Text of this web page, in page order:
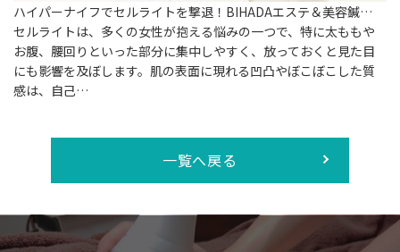
ハイパーナイフでセルライトを撃退！BIHADAエステ＆美容鍼…
セルライトは、多くの女性が抱える悩みの一つで、特に太ももや
お腹、腰回りといった部分に集中しやすく、放っておくと見た目
にも影響を及ぼします。肌の表面に現れる凹凸やぼこぼこした質
感は、自己…
一覧へ戻る